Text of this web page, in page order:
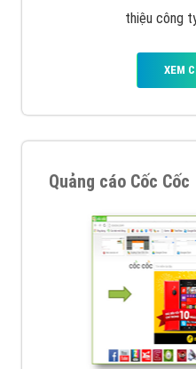
thiệu công
XEM
Quảng cáo Cốc Cốc